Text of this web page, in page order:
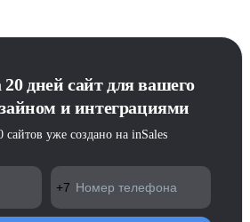
20 дней сайт для вашего
и интеграциями
сайтов уже создано на inSales